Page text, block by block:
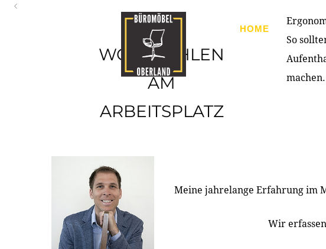
HOME
WOHLFÜHLEN
AM
ARBEITSPLATZ
So
machen.
Meine jahrelange Erfahrung im
Wir